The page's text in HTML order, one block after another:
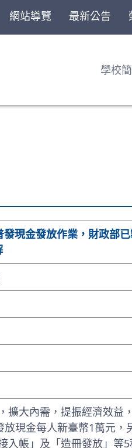
網站導覽 最新公告
學校
現金發放作業，財政部
擴大內需，提振經濟效益
現金每人新臺幣1萬元
入帳」及「造冊發放」等5